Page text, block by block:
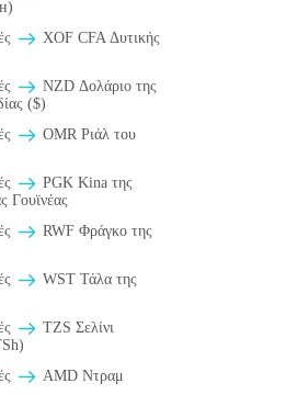
XOF CFA Δυτικής
NZD Δολάριο της
($)
OMR Ριάλ του
PGK Kina της
Γουϊνέας
RWF Φράγκο της
WST Τάλα της
TZS Σελίνι
AMD Ντραμ